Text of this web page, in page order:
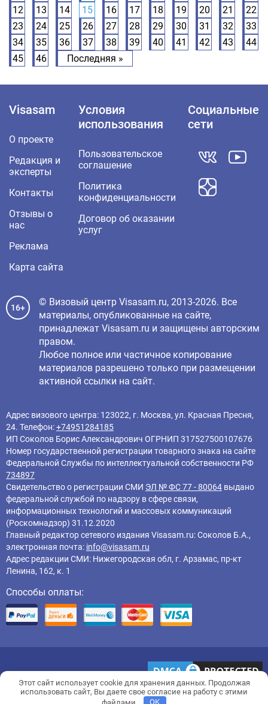
12
13 14 15 16 17 18 19 20 21
22
23
24 25 26 27 28 29 30 31 32
33
34
35 36 37 38 39 40 41 42 43
44
45
46 Последняя »
Visasam
О проекте
Редакция и
эксперты
Контакты
Отзывы о
нас
Реклама
Карта сайта
Условия
использования
Пользовательское
соглашение
Политика
конфиденциальности
Договор об оказании
услуг
Социальные
сети
16+
© Визовый центр Visasam.ru, 2013-2026. Все
материалы, опубликованные на сайте,
принадлежат Visasam.ru и защищены авторским
правом.
Любое полное или частичное копирование
материалов разрешено только при размещении
активной ссылки на сайт.
Адрес визового центра: 123022, г. Москва, ул. Красная Пресня,
24. Телефон:+74951284185
ИП Соколов Борис Александрович ОГРНИП 317527500107676
Номер государственной регистрации товарного знака на сайте
Федеральной Службы по интеллектуальной собственности РФ
734897
Свидетельство о регистрации СМИ ЭЛ № ФС 77 - 80064 выдано
федеральной службой по надзору в сфере связи,
информационных технологий и массовых коммуникаций
(Роскомнадзор) 31.12.2020
Главный редактор cетевого издания Visasam.ru: Соколов Б.А.,
электронная почта: info@visasam.ru
Адрес редакции СМИ: Нижегородская обл, г. Арзамас, пр-кт
Ленина, 162, к. 1
Способы оплаты:
Этот сайт использует cookie для хранения данных. Продолжая
использовать сайт, Вы даете свое согласие на работу с этими
файлами.
OK